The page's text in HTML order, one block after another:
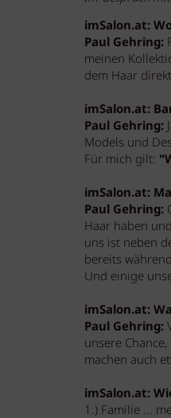
imSalon.at:
Paul Gehring:
meinen
dem Haar
imSalon.at:
Paul Gehring:
Models und
Für mich gilt:
imSalon.at:
Paul Gehring:
Haar haben
uns ist neben
bereits
Und einige
imSalon.at:
Paul Gehring:
unsere
machen auch
imSalon.at:
1.) Familie ...